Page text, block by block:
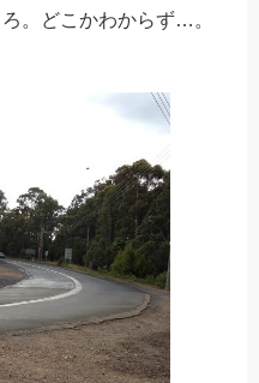
。どこかわからず…。